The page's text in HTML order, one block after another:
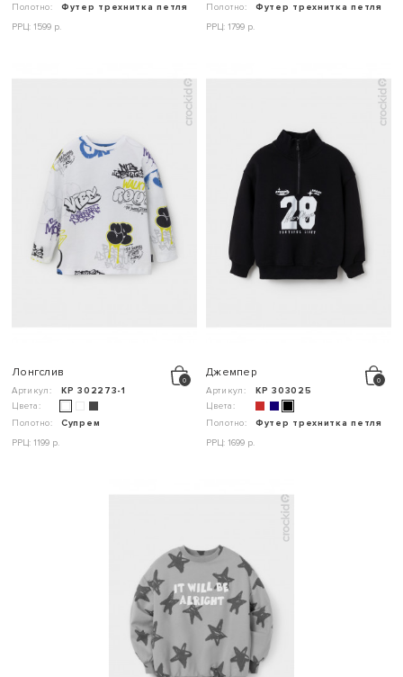
Полотно:
Футер трехнитка петля
РРЦ: 1599 р.
Полотно:
Футер трехнитка петля
РРЦ: 1799 р.
Лонгслив
Артикул:
КР 302273-1
Цвета:
Полотно:
Супрем
РРЦ: 1199 р.
Джемпер
Артикул:
КР 303025
Цвета:
Полотно:
Футер трехнитка петля
РРЦ: 1699 р.